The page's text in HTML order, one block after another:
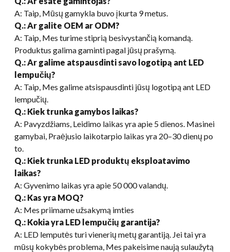
A: Taip, Mūsų gamykla buvo įkurta 9 metus.
Q.: Ar galite OEM ar ODM?
A: Taip, Mes turime stiprią besivystančią komandą.
Produktus galima gaminti pagal jūsų prašymą.
Q.: Ar galime atspausdinti savo logotipą ant LED
lempučių?
A: Taip, Mes galime atsispausdinti jūsų logotipą ant LED
lempučių.
Q.: Kiek trunka gamybos laikas?
A: Pavyzdžiams, Leidimo laikas yra apie 5 dienos. Masinei
gamybai, Praėjusio laikotarpio laikas yra 20–30 dienų po
to.
Q.: Kiek trunka LED produktų eksploatavimo
laikas?
A: Gyvenimo laikas yra apie 50 000 valandų.
Q.: Kas yra MOQ?
A: Mes priimame užsakymą imties
Q.: Kokia yra LED lempučių garantija?
A: LED lemputės turi vienerių metų garantiją. Jei tai yra
mūsų kokybės problema, Mes pakeisime naują sulaužytą